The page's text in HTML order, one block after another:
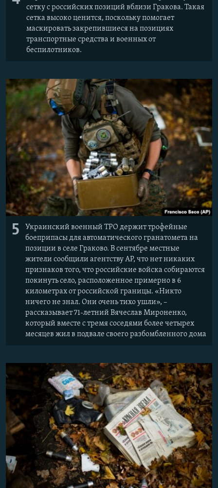
сетку с российских позиций вблизи Гракова. Такая
сетка высоко ценится, поскольку помогает
маскировать закрепившиеся на позициях
транспортные средства и военных от
беспилотников.
5
Украинский военный ТРО держит трофейные
боеприпасы для автоматического гранатомета на
позиции в селе Граково. В сентябре местные
жители сообщили агентству AP, что нет никаких
признаков того, что российские войска собираются
покинуть село, расположенное примерно в 6
километрах от российской границы. «Никто
ничего не знал. Они очень тихо ушли», –
рассказывает 71-летний Вячеслав Мироненко,
который вместе с тремя соседями более четырех
месяцев жил в подвале своего разбомбленного дома